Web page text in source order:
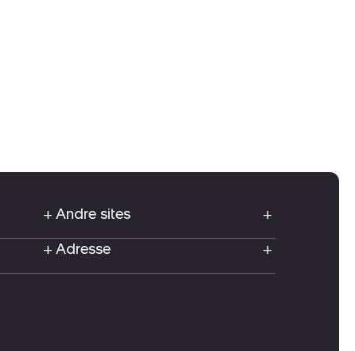
Andre sites
Adresse